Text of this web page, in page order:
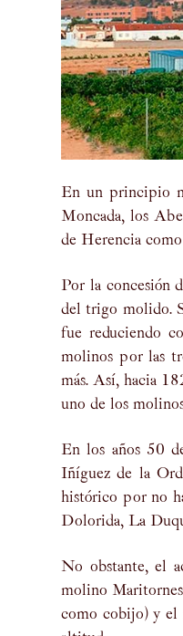
En un principio
Moncada, los
de Herencia
Por la concesión
del trigo molido.
fue reduciendo
molinos por las
más. Así, hacia
uno de los
En los años 50
Iñíguez de la
histórico por no
Dolorida, La
No obstante, el
molino
como cobijo) y el